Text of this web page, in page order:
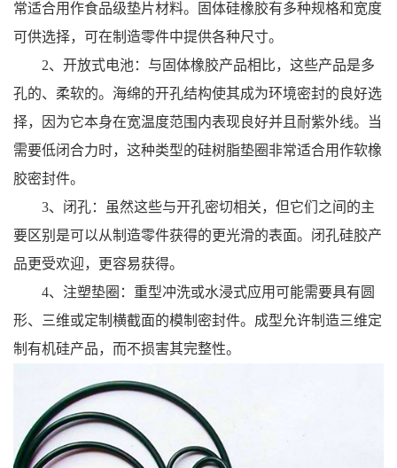
常适合用作食品级垫片材料。固体硅橡胶有多种规格和宽度
可供选择，可在制造零件中提供各种尺寸。
2、开放式电池：与固体橡胶产品相比，这些产品是多
孔的、柔软的。海绵的开孔结构使其成为环境密封的良好选
择，因为它本身在宽温度范围内表现良好并且耐紫外线。当
需要低闭合力时，这种类型的硅树脂垫圈非常适合用作软橡
胶密封件。
3、闭孔：虽然这些与开孔密切相关，但它们之间的主
要区别是可以从制造零件获得的更光滑的表面。闭孔硅胶产
品更受欢迎，更容易获得。
4、注塑垫圈：重型冲洗或水浸式应用可能需要具有圆
形、三维或定制横截面的模制密封件。成型允许制造三维定
制有机硅产品，而不损害其完整性。